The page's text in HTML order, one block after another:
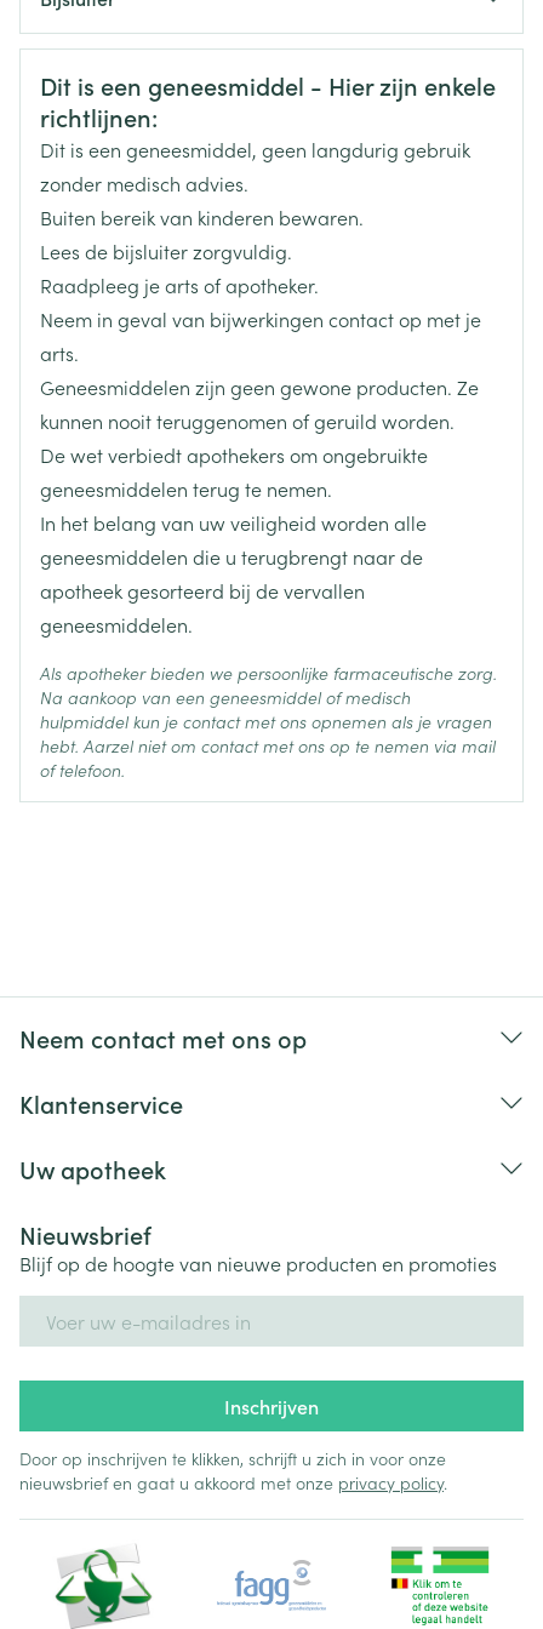
bepaalde andere ernstige hartritmestoornissen
(bijvoorbeeld tweede of derdegraads
atrioventriculaire hartblok (geleidingsdefecten van
het hart)
recent hartfalen of hartfalen dat onlangs erger is
geworden, of als u een behandeling krijgt voor een
circulatoire shock te wijten aan hartfalen,
toegediend door medicijn van intraveneuze
druppelinfusie, om uw hart goed te laten werken
astma of piepende ademhaling (nu of in het
verleden)
onbehandelde feochromocytoom, een tumor
gelegen aan de bovenzijde van de nieren (in de
bijnieren)
verminderde werking van de lever
een stofwisselingsstoornis (metabole acidose),
bijvoorbeeld diabetische ketoacidose
Organisaties Aurobindo
Merken
Breedte 48 mm
Lengte
Diepte 55 mm
Ingrediënten
nebivolol hydrochloride
Behoud Kamertemperatuur (15°C - 25°C)
Nederlands
Duits Frans
Veiligheidsinformatie
Dit is een geneesmiddel - Hier zijn enkele
richtlijnen:
Dit is een geneesmiddel, geen langdurig gebruik
zonder medisch advies.
Buiten bereik van kinderen bewaren.
Lees de bijsluiter zorgvuldig.
Raadpleeg je arts of apotheker.
Neem in geval van bijwerkingen contact op met je
arts.
Geneesmiddelen zijn geen gewone producten. Ze
kunnen nooit teruggenomen of geruild worden.
De wet verbiedt apothekers om ongebruikte
geneesmiddelen terug te nemen.
In het belang van uw veiligheid worden alle
geneesmiddelen die u terugbrengt naar de
apotheek gesorteerd bij de vervallen
geneesmiddelen.
Als apotheker bieden we persoonlijke farmaceutische zorg.
Na aankoop van een geneesmiddel of medisch
hulpmiddel kun je contact met ons opnemen als je vragen
hebt. Aarzel niet om contact met ons op te nemen via mail
of telefoon.
Neem contact met ons op
Klantenservice
Uw apotheek
Nieuwsbrief
Blijf op de hoogte van nieuwe producten en promoties
Inschrijven
Door op inschrijven te klikken, schrijft u zich in voor onze
nieuwsbrief en gaat u akkoord met onze privacy policy.